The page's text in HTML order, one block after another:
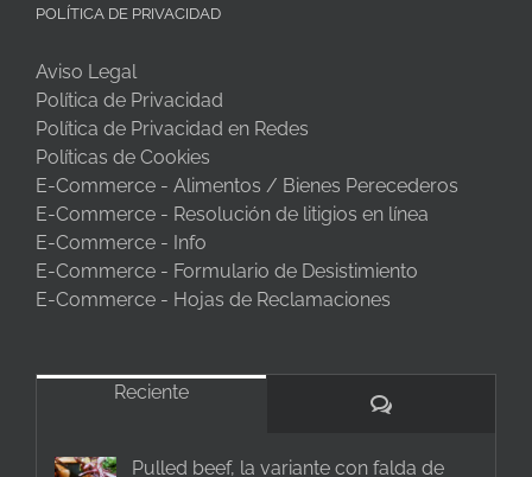
POLÍTICA DE PRIVACIDAD
Aviso Legal
Política de Privacidad
Política de Privacidad en Redes
Políticas de Cookies
E-Commerce - Alimentos / Bienes Perecederos
E-Commerce - Resolución de litigios en línea
E-Commerce - Info
E-Commerce - Formulario de Desistimiento
E-Commerce - Hojas de Reclamaciones
Reciente
Comentarios
Pulled beef, la variante con falda de